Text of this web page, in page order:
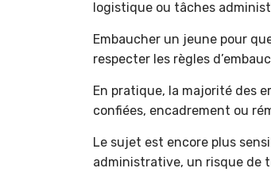
logistique ou tâches
Embaucher un jeune pour
respecter les règles
En pratique, la majorité des
confiées, encadrement ou
Le sujet est encore plus
administrative, un risque de